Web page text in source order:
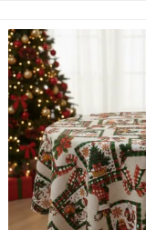
100% полиестер и
подходящи препарати.
на тази материя е, че
поради качествата на
които я правят
поддръжка.